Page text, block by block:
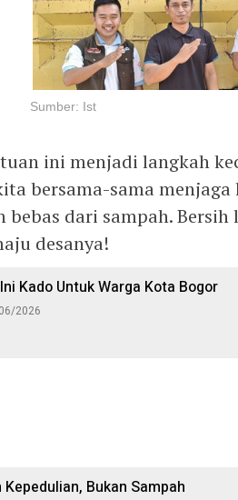
Sumber: Ist
ini menjadi langkah
bersama-sama
bebas dari sampah.
desanya!
Kado Untuk Warga Kota Bogor
2026
Bukan Sampah